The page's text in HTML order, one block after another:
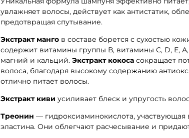
увлажняет волосы, действует как антистатик,
предотвращая спутывание.
Экстракт манго в составе борется с сухостью
содержит витамины группы В, витамины С, D, Е,
магний и кальций. Экстракт кокоса сокращает
волоса, благодаря высокому содержанию
отлично питает волосы.
Экстракт киви усиливает блеск и упругость
Треонин — гидроксиаминокислота, участвующая
эластина. Они облегчают расчесывание и